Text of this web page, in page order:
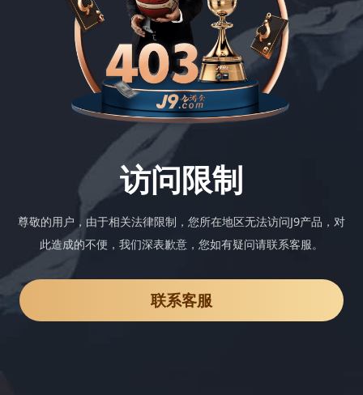
访问限制
尊敬的用户，由于相关法律限制，您所在地区无法访问J9产品，对
此造成的不便，我们深表歉意，您如有疑问请联系客服。
联系客服